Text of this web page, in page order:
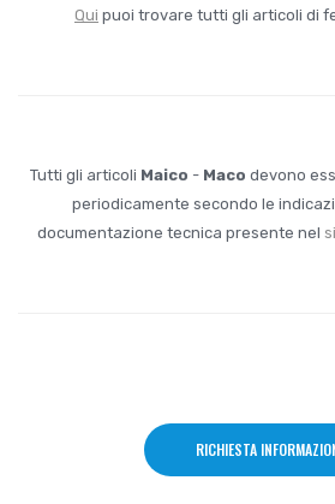
Qui puoi trovare tutti gli articoli di
Tutti gli articoli Maico - Maco devono
periodicamente secondo le
documentazione tecnica presente nel
RICHIESTA